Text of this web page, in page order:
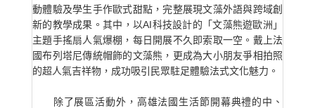
動體驗及學生手作歐式甜點，完整展現文藻外語與跨域創
新的教學成果。其中，以AI科技設計的「文藻熊遊歐洲」
主題手搖扇人氣爆棚，每日開展不久即索取一空。戴上法
國布列塔尼傳統帽飾的文藻熊，更成為大小朋友爭相拍照
的超人氣吉祥物，成功吸引民眾駐足體驗法式文化魅力。
除了展區活動外，高雄法國生活節開幕典禮的中、